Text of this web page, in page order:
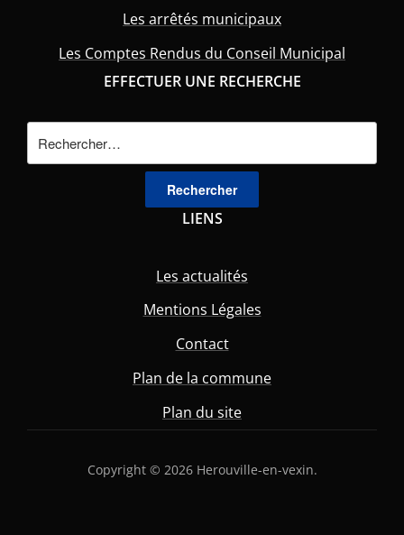
Les arrêtés municipaux
Les Comptes Rendus du Conseil Municipal
EFFECTUER UNE RECHERCHE
LIENS
Les actualités
Mentions Légales
Contact
Plan de la commune
Plan du site
Copyright © 2026 Herouville-en-vexin.